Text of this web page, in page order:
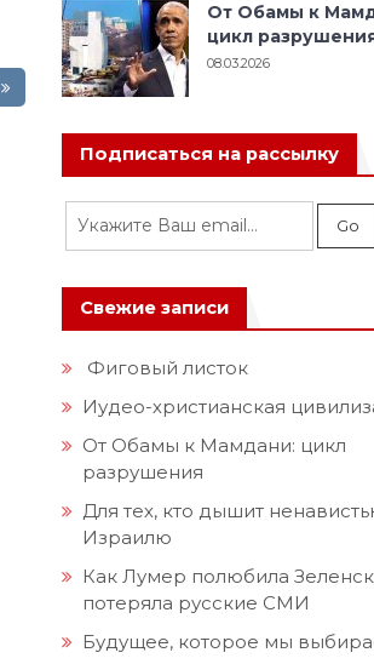
От Обамы к
цикл
08.03.2026
Подписаться на рассылку
Свежие записи
Фиговый листок
Иудео-христианская
От Обамы к Мамдани: цикл
разрушения
Для тех, кто дышит
Израилю
Как Лумер полюбила
потеряла русские СМИ
Будущее, которое мы